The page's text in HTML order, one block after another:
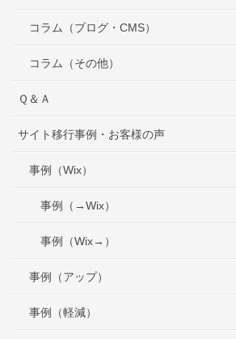
コラム（ブログ・CMS）
コラム（その他）
Ｑ＆Ａ
サイト移行事例・お客様の声
事例（Wix）
事例（→Wix）
事例（Wix→）
事例（アップ）
事例（軽減）